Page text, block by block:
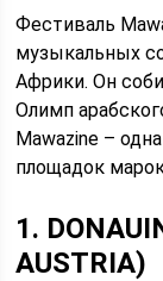
Фестиваль
музыкальных
Африки. Он
Олимп
Mawazine –
площадок
1.
AUSTRIA)